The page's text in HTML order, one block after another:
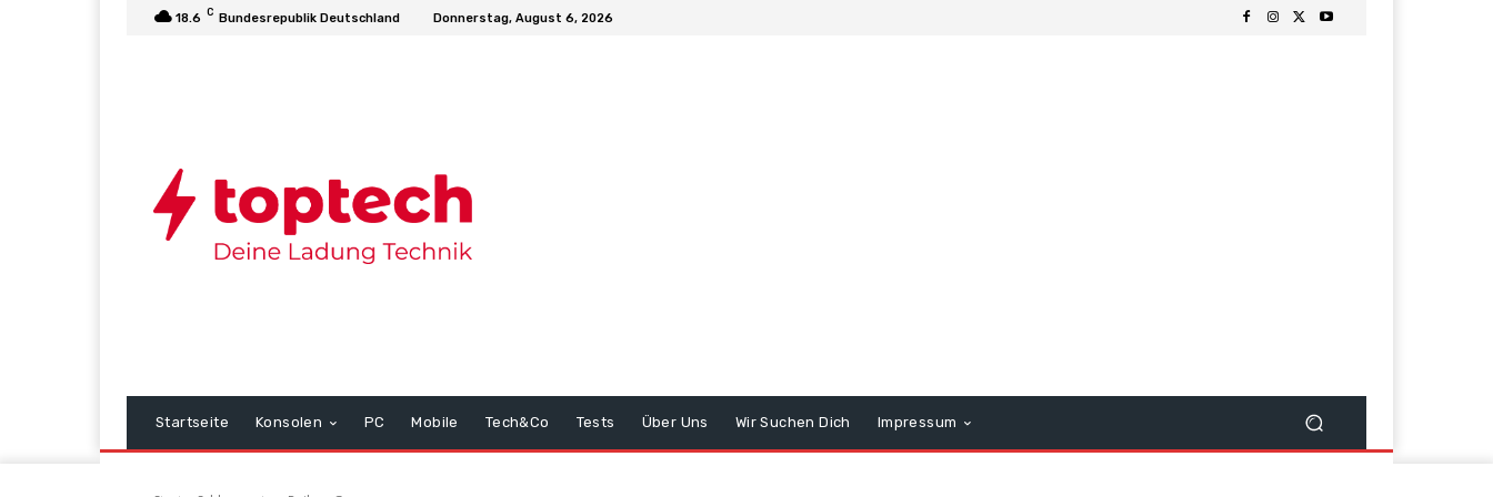
18.6 C Bundesrepublik Deutschland Donnerstag, August 6, 2026
Startseite Konsolen PC Mobile Tech&Co Tests Über Uns Wir Suchen Dich Impressum